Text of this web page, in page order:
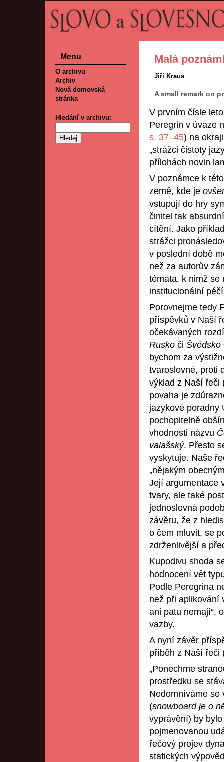
Malá
Jiří Kraus
A small remark on
V prvním čísle
Peregrin v úvaze
s. 37–45) na
„strážci čistoty
přílohách novin
V poznámce k
země, kde je
vstupují do hry
činitel tak
cítění. Jako
strážci
v poslední době
než za autorův
témata, k nimž se
institucionální
Porovnejme tedy
příspěvků v Naší
očekávaných
Rusko či Švédsko
bychom za
tvaroslovné, proti
výklad z Naší řeči
povaha je
jazykové poradny
pochopitelně
vhodnosti názvu
valašský. Přesto
vyskytuje. Naše
„nějakým
Její argumentace
tvary, ale také
jednoslovná
závěru, že z
o čem mluvit, se
zdrženlivější a
Kupodivu shoda
hodnocení vět
Podle Peregrina
než při aplikování
ani patu nemají“,
vazby.
A nyní závěr
příběh z Naší řeči
„Ponechme
prostředku se
Nedomníváme se
(snowboard je o
vyprávění) by
pojmenovanou
řečový projev
statických
Menu
O archivu
Archiv
Nová domovská
stránka
Hledání v archivu: